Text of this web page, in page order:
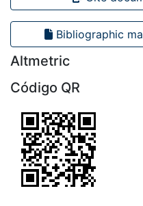
Bibliographic
Altmetric
Código QR